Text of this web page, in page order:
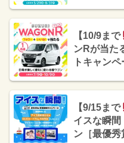
【10/9まで
ンRが当た
トキャン
【9/15まで
イスな瞬
ン［最優